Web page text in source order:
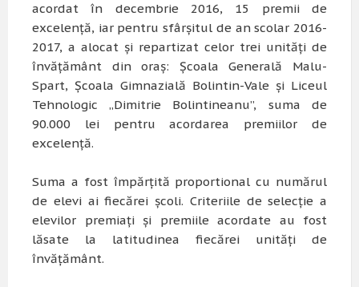
acordat în decembrie 2016, 15 premii de
excelență, iar pentru sfârșitul de an scolar 2016-
2017, a alocat și repartizat celor trei unități de
învățământ din oraș: Școala Generală Malu-
Spart, Școala Gimnazială Bolintin-Vale și Liceul
Tehnologic „Dimitrie Bolintineanu”, suma de
90.000 lei pentru acordarea premiilor de
excelență.
Suma a fost împărțită proportional cu numărul
de elevi ai fiecărei școli. Criteriile de selecție a
elevilor premiați și premiile acordate au fost
lăsate la latitudinea fiecărei unități de
învățământ.